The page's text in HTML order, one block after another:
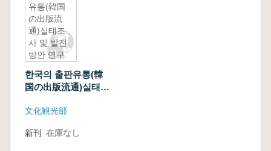
유통(韓国
の出版流
通)실태조
사 및 발전
방안 연구
と発展方案
研究)
한국의 출판유통(韓
国の出版流通)실태조
(実態調査と発展方案
文化観光部
新刊 在庫なし